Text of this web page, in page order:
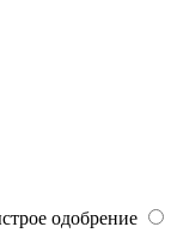
одобрение